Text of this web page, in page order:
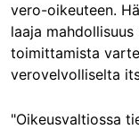
vero-oikeuteen.
laaja
toimittamista
verovelvolliselta
"Oikeusvaltiossa